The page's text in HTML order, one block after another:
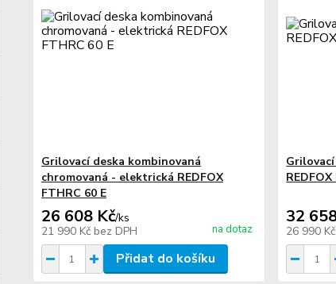
Grilovací deska kombinovaná
chromovaná - elektrická REDFOX
FTHRC 60 E
26 608 Kč/ks
21 990 Kč bez DPH na dotaz
Přidat do košíku
32
26 990 Kč